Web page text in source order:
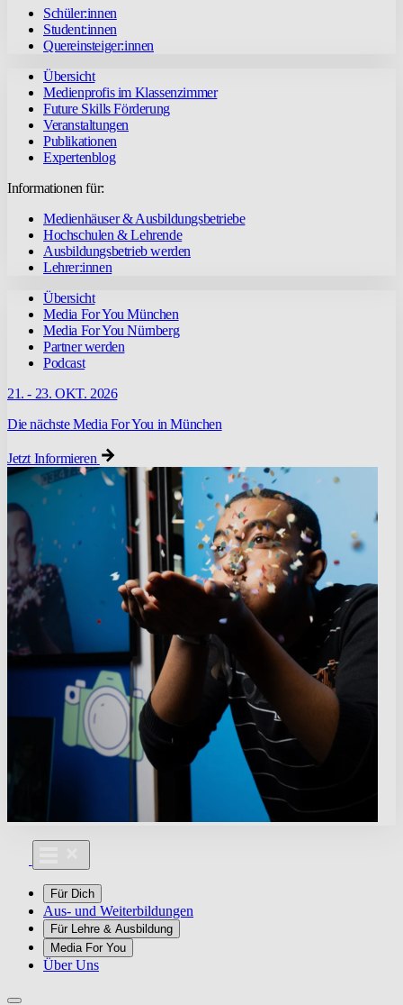
Schüler:innen
Student:innen
Quereinsteiger:innen
Übersicht
Medienprofis im Klassenzimmer
Future Skills Förderung
Veranstaltungen
Publikationen
Expertenblog
Informationen für:
Medienhäuser & Ausbildungsbetriebe
Hochschulen & Lehrende
Ausbildungsbetrieb werden
Lehrer:innen
Übersicht
Media For You München
Media For You Nürnberg
Partner werden
Podcast
21. - 23. OKT. 2026
Die nächste Media For You in München
Jetzt Informieren
Für Dich
Aus- und Weiterbildungen
Für Lehre & Ausbildung
Media For You
Über Uns